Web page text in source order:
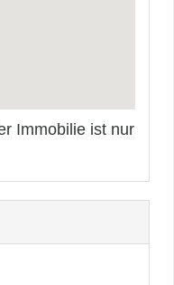
Immobilie ist nur